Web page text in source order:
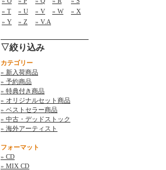
» T
» U » V » W
» X
» Y
» Z » V.A
▽絞り込み
カテゴリー
» 新入荷商品
» 予約商品
» 特典付き商品
» オリジナルセット商品
» ベストセラー商品
» 中古・デッドストック
» 海外アーティスト
フォーマット
» CD
» MIX CD